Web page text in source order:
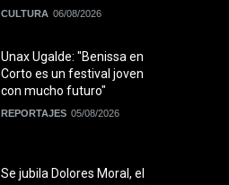
CULTURA 06/08/2026
Unax Ugalde: "Benissa en
Corto es un festival joven
con mucho futuro"
REPORTAJES 05/08/2026
Se jubila Dolores Moral, el